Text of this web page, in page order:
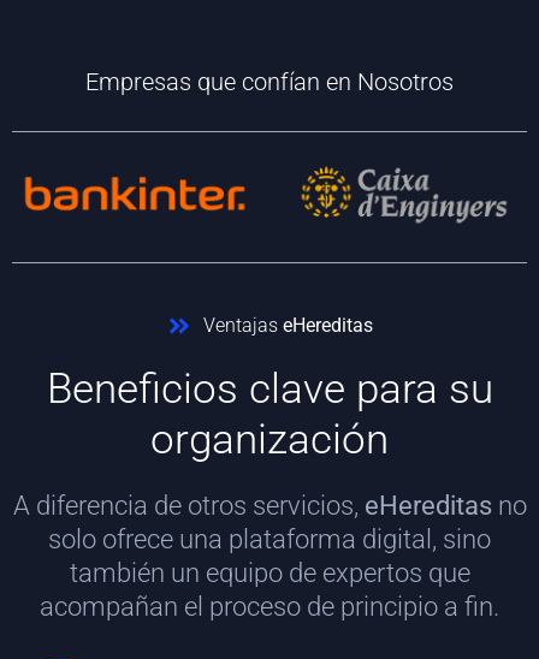
Empresas que confían en Nosotros
Ventajas eHereditas
Beneficios clave para su
organización
A diferencia de otros servicios, eHereditasno
solo ofrece una plataforma digital, sino
también un equipo de expertos que
acompañan el proceso de principio a fin.